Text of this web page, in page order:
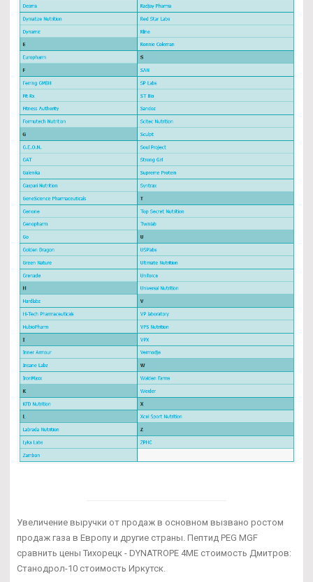
Увеличение выручки от продаж в основном вызвано ростом
продаж газа в Европу и другие страны. Пептид PEG MGF
сравнить цены Тихорецк - DYNATROPE 4ME стоимость Дмитров:
Станодрол-10 стоимость Иркутск.